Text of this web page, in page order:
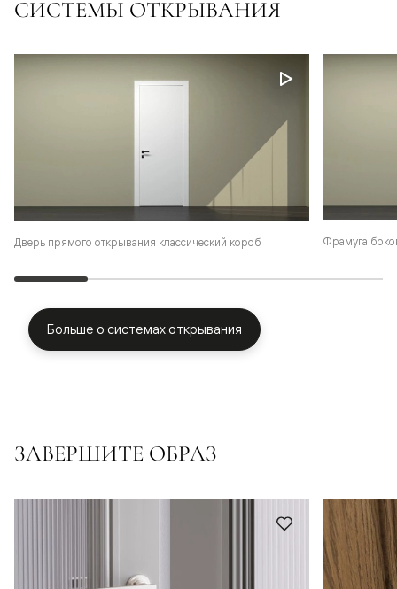
СИСТЕМЫ ОТКРЫВАНИЯ
Дверь прямого открывания классический короб Фрамуга
Больше о системах открывания
ЗАВЕРШИТЕ ОБРАЗ